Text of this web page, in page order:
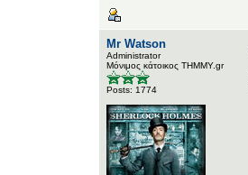
Mr Watson
Administrator
Μόνιμος κάτοικος ΤΗΜΜΥ.gr
Posts: 1774